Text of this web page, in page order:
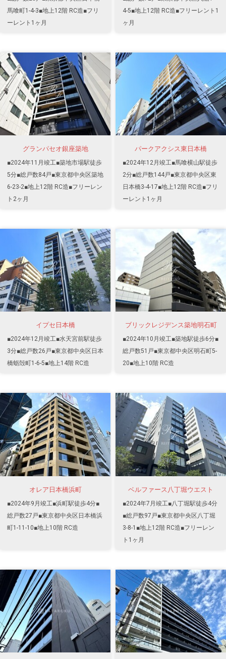
馬喰町1-4-3■地上12階 RC造■フリ
ーレント1ヶ月
4-5■地上12階 RC造■フリーレント1
ヶ月
グランパセオ銀座築地
■2024年11月竣工■築地市場駅徒歩
5分■総戸数84戸■東京都中央区築地
6-23-2■地上12階 RC造■フリーレン
ト2ヶ月
パークアクシス東日本橋
■2024年12月竣工■馬喰横山駅徒歩
2分■総戸数144戸■東京都中央区東
日本橋3-4-17■地上12階 RC造■フリ
ーレント1ヶ月
イプセ日本橋
■2024年12月竣工■水天宮前駅徒歩
3分■総戸数26戸■東京都中央区日本
橋蛎殻町1-6-5■地上14階 RC造
ブリックレジデンス築地明石町
■2024年10月竣工■築地駅徒歩6分■
総戸数51戸■東京都中央区明石町5-
20■地上10階 RC造
オレア日本橋浜町
■2024年9月竣工■浜町駅徒歩4分■
総戸数27戸■東京都中央区日本橋浜
町1-11-10■地上10階 RC造
ベルファース八丁堀ウエスト
■2024年7月竣工■八丁堀駅徒歩4分
■総戸数97戸■東京都中央区八丁堀
3-8-1■地上12階 RC造■フリーレン
ト1ヶ月